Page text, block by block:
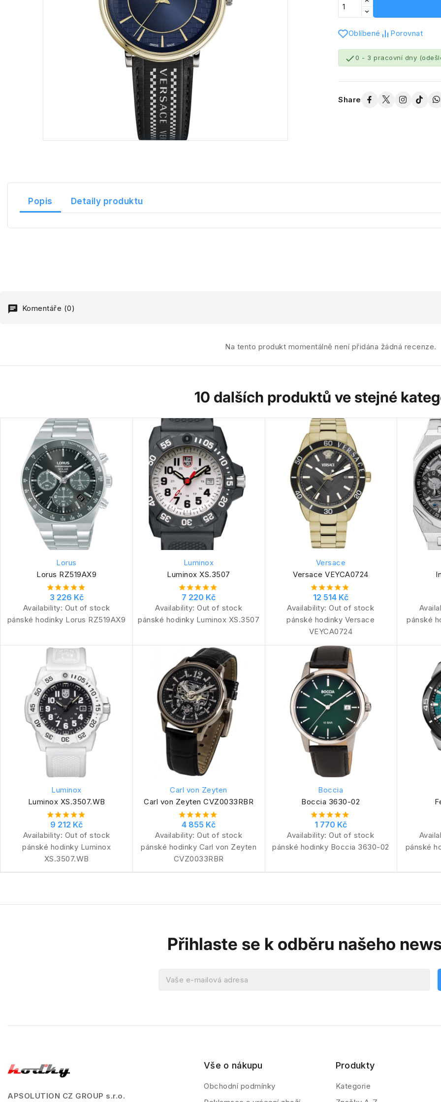
Oblíbené Porovnat
0 - 3 pracovní dny
Share
Popis Detaily produktu
Komentáře (0)
Na tento produkt momentálně není přidána žádná recenze.
10 dalších produktů ve stejné
Lorus
Lorus RZ519AX9
3 226 Kč
Availability: Out of stock
pánské hodinky Lorus RZ519AX9
Luminox
Luminox XS.3507
7 220 Kč
Availability:Out of stock
pánské hodinky Luminox XS.3507
Versace
Versace VEYCA0724
12 514 Kč
Availability:Out of stock
pánské hodinky Versace
VEYCA0724
pánské
Luminox
Luminox XS.3507.WB
9 212 Kč
Availability: Out of stock
pánské hodinky Luminox
XS.3507.WB
Carl von Zeyten
Carl von Zeyten CVZ0033RBR
4 855 Kč
Availability:Out of stock
pánské hodinky Carl von Zeyten
CVZ0033RBR
Boccia
Boccia 3630-02
1 770 Kč
Availability:Out of stock
pánské hodinky Boccia 3630-02
pánské
Přihlaste se k odběru našeho
APSOLUTION CZ GROUP s.r.o.
Vše o nákupu
Obchodní podmínky
Produkty
Kategorie